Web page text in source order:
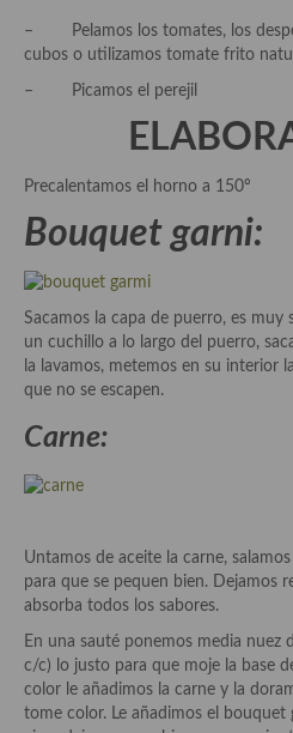
Arroces Y fideuás
Legumbres y cereales
Cuscús
Masas elaboradas con harina,
Plato principal
Aves
Carne
Pescado y Marisco
Postres y dulces
Postres con frutas
Salazones y encurtidos
Recetas de Cuaresma
Recetas maridadas con los
– Pelamos los tomates, los
cubos o utilizamos tomate frito
– Picamos el perejil
Precalentamos el horno a 150º
Bouquet garni:
Sacamos la capa de puerro, es muy
un cuchillo a lo largo del puerro,
la lavamos, metemos en su interior
que no se escapen.
Carne:
Untamos de aceite la carne,
para que se pequen bien. Dejamos
absorba todos los sabores.
En una sauté ponemos media nuez
c/c) lo justo para que moje la base
color le añadimos la carne y la
tome color. Le añadimos el bouquet